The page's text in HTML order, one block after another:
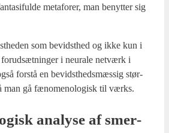
meta­fo­rer, man benyt­ter sig
som bevidst­hed og ikke kun i
i neu­ra­le net­værk i
for­stå en bevidst­heds­mæs­sig stør­
man gå fæno­meno­lo­gisk til værks.
ana­ly­se af smer­